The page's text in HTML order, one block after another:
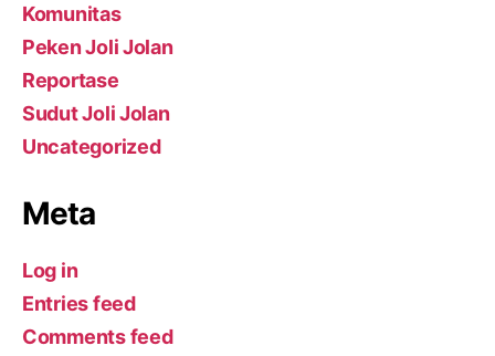
Komunitas
Peken Joli Jolan
Reportase
Sudut Joli Jolan
Uncategorized
Meta
Log in
Entries feed
Comments feed